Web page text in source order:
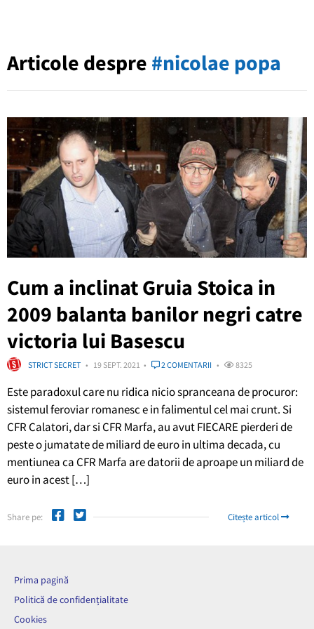
Articole despre #nicolae popa
Cum a inclinat Gruia Stoica in
2009 balanta banilor negri catre
victoria lui Basescu
STRICT SECRET 19 SEPT. 2021 2 COMENTARII 8325
Este paradoxul care nu ridica nicio spranceana de procuror:
sistemul feroviar romanesc e in falimentul cel mai crunt. Si
CFR Calatori, dar si CFR Marfa, au avut FIECARE pierderi de
peste o jumatate de miliard de euro in ultima decada, cu
mentiunea ca CFR Marfa are datorii de aproape un miliard de
euro in acest […]
Share pe: Citește articol
Prima pagină
Politică de confidențialitate
Cookies